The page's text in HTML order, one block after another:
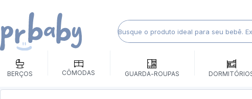
BERÇOS CÔMODAS GUARDA-ROUPAS